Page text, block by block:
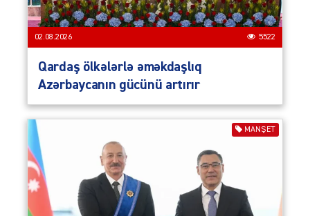
02.08.2026 5522
Qardaş ölkələrlə əməkdaşlıq
Azərbaycanın gücünü artırır
MANŞET